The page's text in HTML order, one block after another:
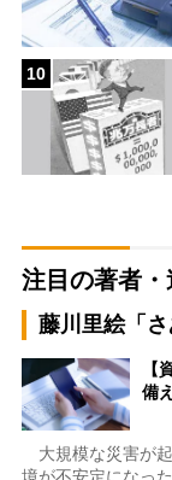
10
注目の著者・
藤川里絵「さ
【
備
大規模な災害が
境が不安定になっ